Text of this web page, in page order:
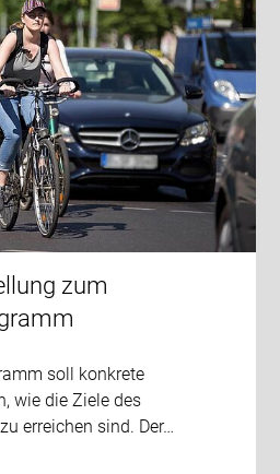
zum
soll konkrete
wie die Ziele des
erreichen sind. Der…